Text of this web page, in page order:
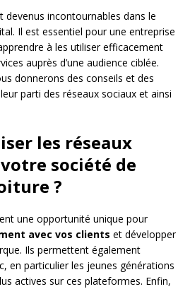
devenus incontournables dans le
Il est essentiel pour une entreprise
à les utiliser efficacement
auprès d’une audience ciblée.
donnerons des conseils et des
parti des réseaux sociaux et ainsi
les réseaux
société de
?
une opportunité unique pour
avec vos clients et développer
Ils permettent également
en particulier les jeunes générations
actives sur ces plateformes. Enfin,